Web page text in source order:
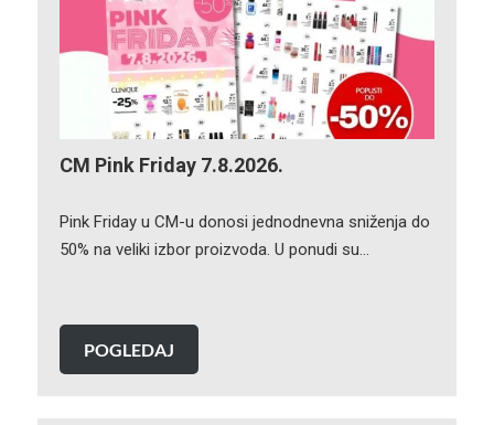
CM Pink Friday 7.8.2026.
Pink Friday u CM-u donosi jednodnevna sniženja do
50% na veliki izbor proizvoda. U ponudi su…
POGLEDAJ